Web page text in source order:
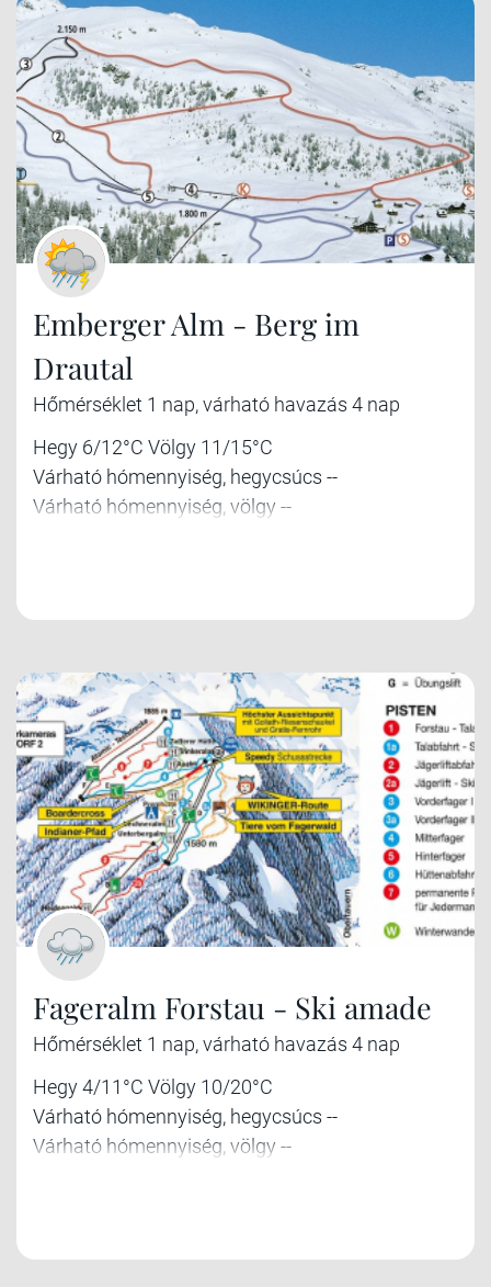
Emberger Alm - Berg im
Drautal
Hőmérséklet 1 nap, várható havazás 4 nap
Hegy 6/12°C Völgy 11/15°C
Várható hómennyiség, hegycsúcs --
Várható hómennyiség, völgy --
Fageralm Forstau - Ski amade
Hőmérséklet 1 nap, várható havazás 4 nap
Hegy 4/11°C Völgy 10/20°C
Várható hómennyiség, hegycsúcs --
Várható hómennyiség, völgy --